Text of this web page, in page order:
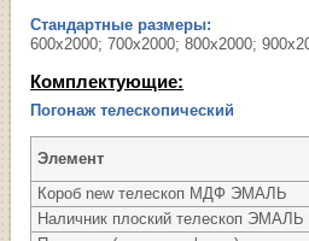
Стандартные размеры:
600х2000; 700х2000; 800х2000;
Комплектующие:
Погонаж телескопический
Элемент
Короб new телескоп МДФ ЭМАЛЬ
Наличник плоский телескоп ЭМАЛЬ